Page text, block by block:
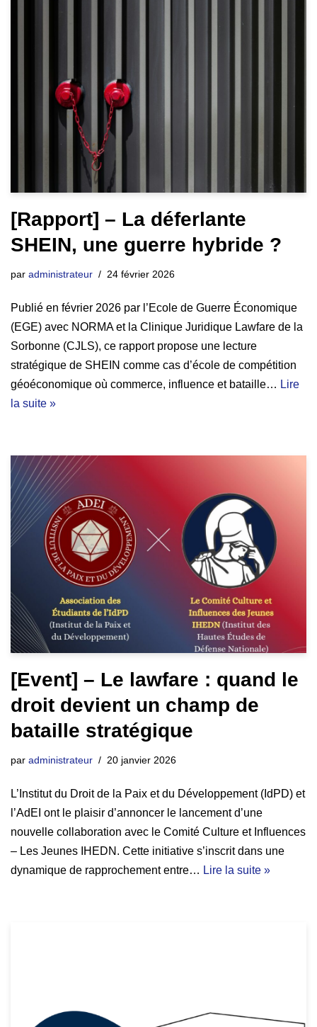
[Rapport] – La déferlante
SHEIN, une guerre hybride ?
par administrateur 24 février 2026
Publié en février 2026 par l’Ecole de Guerre Économique
(EGE) avec NORMA et la Clinique Juridique Lawfare de la
Sorbonne (CJLS), ce rapport propose une lecture
stratégique de SHEIN comme cas d’école de compétition
géoéconomique où commerce, influence et bataille… Lire
la suite »
[Event] – Le lawfare : quand le
droit devient un champ de
bataille stratégique
par administrateur 20 janvier 2026
L’Institut du Droit de la Paix et du Développement (IdPD) et
l’AdEI ont le plaisir d’annoncer le lancement d’une
nouvelle collaboration avec le Comité Culture et Influences
– Les Jeunes IHEDN. Cette initiative s’inscrit dans une
dynamique de rapprochement entre… Lire la suite »